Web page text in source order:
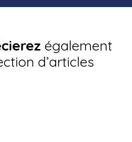
également
d’articles